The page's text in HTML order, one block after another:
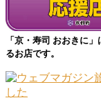
「京・寿司 おおきに
るお店です。